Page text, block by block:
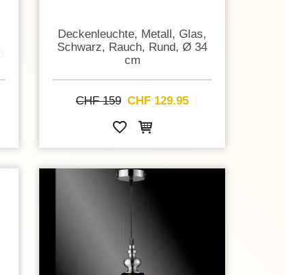
Deckenleuchte, Metall, Glas,
Schwarz, Rauch, Rund, Ø 34
cm
CHF 159 CHF 129.95